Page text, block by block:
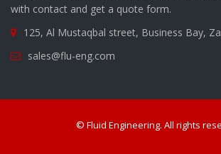
with contact and get a quote form.
125, Al Mustaqbal street, Business Bay,
sales@flu-eng.com
© Fluid Engineering. All rights